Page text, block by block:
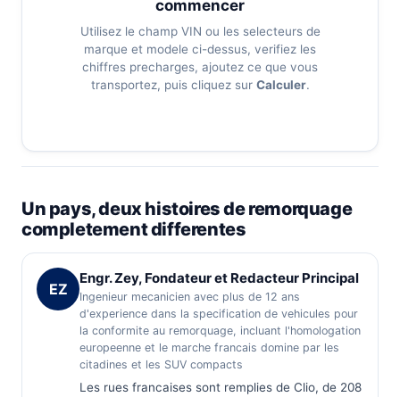
commencer
Utilisez le champ VIN ou les selecteurs de
marque et modele ci-dessus, verifiez les
chiffres precharges, ajoutez ce que vous
transportez, puis cliquez sur Calculer.
Un pays, deux histoires de remorquage
completement differentes
EZ
Engr. Zey, Fondateur et Redacteur Principal
Ingenieur mecanicien avec plus de 12 ans
d'experience dans la specification de vehicules pour
la conformite au remorquage, incluant l'homologation
europeenne et le marche francais domine par les
citadines et les SUV compacts
Les rues francaises sont remplies de Clio, de 208